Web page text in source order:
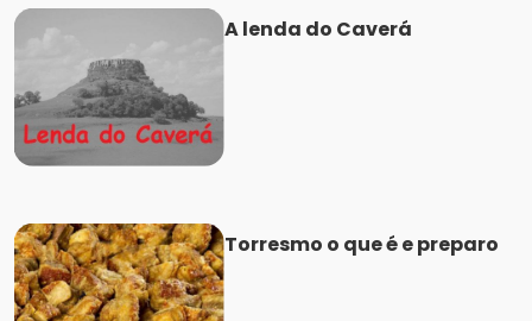
A lenda do Caverá
Torresmo o que é e preparo